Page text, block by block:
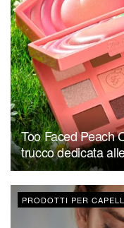
Too Faced Peach
trucco dedicata
PRODOTTI PER